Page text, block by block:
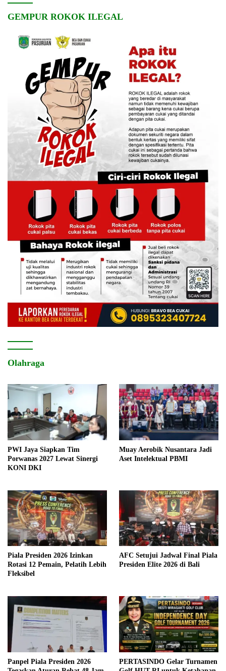
GEMPUR ROKOK ILEGAL
Olahraga
PWI Jaya Siapkan Tim
Porwanas 2027 Lewat Sinergi
KONI DKI
Muay Aerobik Nusantara Jadi
Aset Intelektual PBMI
Piala Presiden 2026 Izinkan
Rotasi 12 Pemain, Pelatih Lebih
Fleksibel
AFC Setujui Jadwal Final Piala
Presiden Elite 2026 di Bali
Panpel Piala Presiden 2026
PERTASINDO Gelar Turnamen